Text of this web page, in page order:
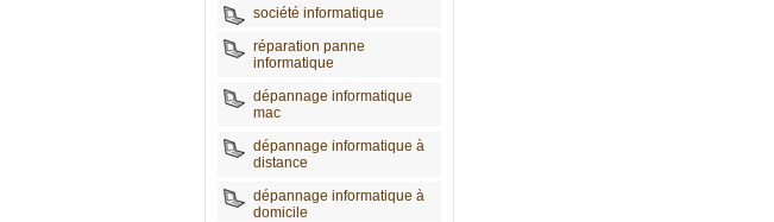
société informatique
réparation panne
informatique
dépannage informatique
mac
dépannage informatique à
distance
dépannage informatique à
domicile